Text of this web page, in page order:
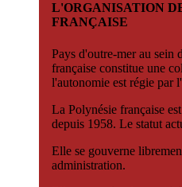
L'ORGANISATION
FRANÇAISE
Pays d'outre-mer au sein
française constitue une
l'autonomie est régie par
La Polynésie française
depuis 1958. Le statut
Elle se gouverne
administration.